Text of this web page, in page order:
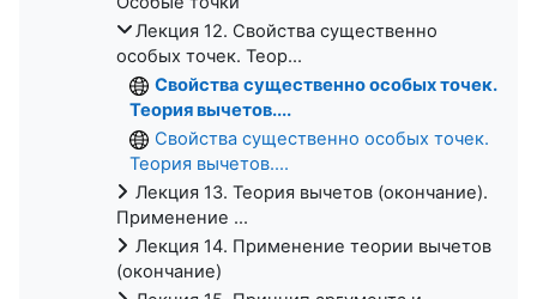
Лекция 12. Свойства существенно
особых точек. Теор...
Свойства существенно особых точек.
Теория вычетов....
Свойства существенно особых точек.
Теория вычетов....
Лекция 13. Теория вычетов (окончание).
Применение ...
Лекция 14. Применение теории вычетов
(окончание)